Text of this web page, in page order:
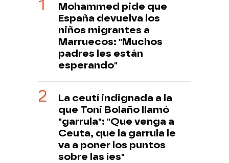
Mohammed pide que
España devuelva los
niños migrantes a
Marruecos: "Muchos
padres les están
esperando"
La ceutí indignada a la
que Toni Bolaño llamó
"garrula": "Que venga a
Ceuta, que la garrula le
va a poner los puntos
sobre las íes"